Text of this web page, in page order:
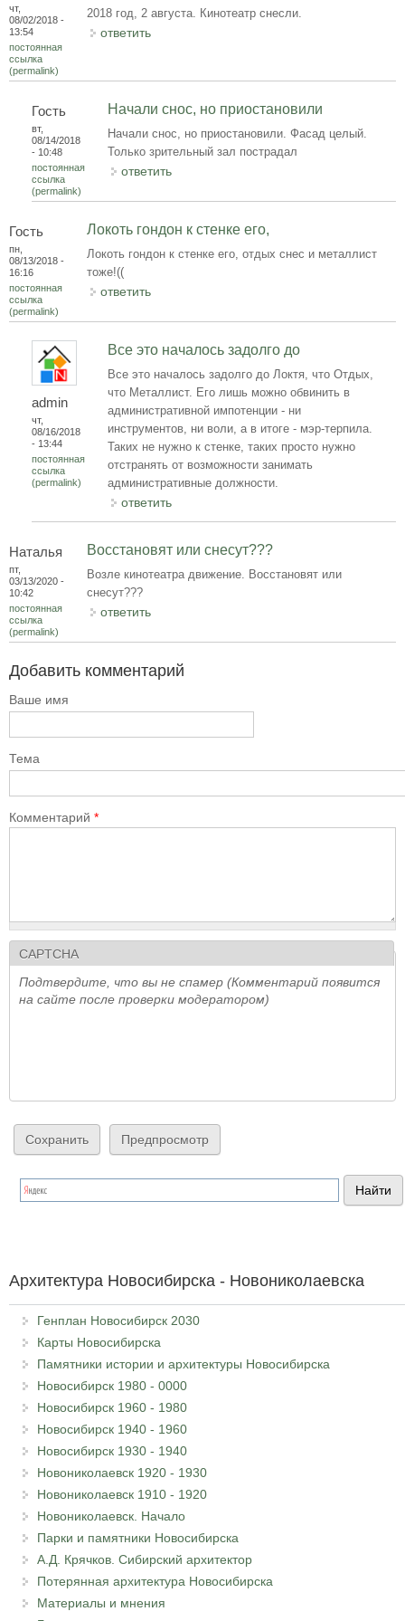
чт,
08/02/2018 -
13:54
постоянная
ссылка
(permalink)
2018 год, 2 августа. Кинотеатр снесли.
ответить
Гость
вт,
08/14/2018
- 10:48
постоянная
ссылка
(permalink)
Начали снос, но приостановили
Начали снос, но приостановили. Фасад целый.
Только зрительный зал пострадал
ответить
Гость
пн,
08/13/2018 -
16:16
постоянная
ссылка
(permalink)
Локоть гондон к стенке его,
Локоть гондон к стенке его, отдых снес и металлист
тоже!((
ответить
admin
чт,
08/16/2018
- 13:44
постоянная
ссылка
(permalink)
Все это началось задолго до
Все это началось задолго до Локтя, что Отдых,
что Металлист. Его лишь можно обвинить в
административной импотенции - ни
инструментов, ни воли, а в итоге - мэр-терпила.
Таких не нужно к стенке, таких просто нужно
отстранять от возможности занимать
административные должности.
ответить
Наталья
пт,
03/13/2020 -
10:42
постоянная
ссылка
(permalink)
Восстановят или снесут???
Возле кинотеатра движение. Восстановят или
снесут???
ответить
Добавить комментарий
Ваше имя
Тема
Комментарий *
CAPTCHA
Подтвердите, что вы не спамер (Комментарий появится
на сайте после проверки модератором)
Архитектура Новосибирска - Новониколаевска
Генплан Новосибирск 2030
Карты Новосибирска
Памятники истории и архитектуры Новосибирска
Новосибирск 1980 - 0000
Новосибирск 1960 - 1980
Новосибирск 1940 - 1960
Новосибирск 1930 - 1940
Новониколаевск 1920 - 1930
Новониколаевск 1910 - 1920
Новониколаевск. Начало
Парки и памятники Новосибирска
А.Д. Крячков. Сибирский архитектор
Потерянная архитектура Новосибирска
Материалы и мнения